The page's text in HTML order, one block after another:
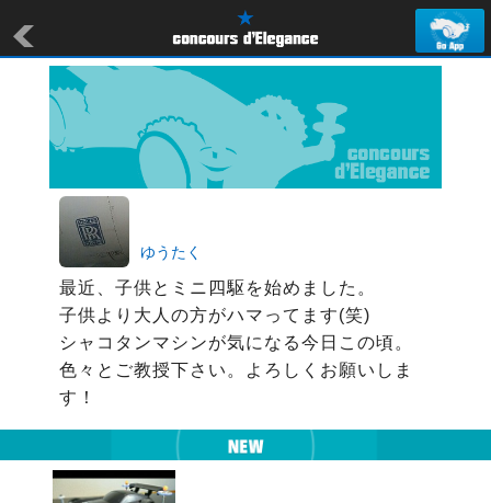
ゆうたく
最近、子供とミニ四駆を始めました。
子供より大人の方がハマってます(笑)
シャコタンマシンが気になる今日この頃。
色々とご教授下さい。よろしくお願いしま
す！